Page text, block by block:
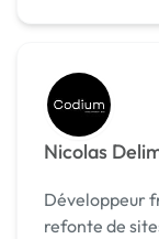
Nicolas
Développeur
refonte de